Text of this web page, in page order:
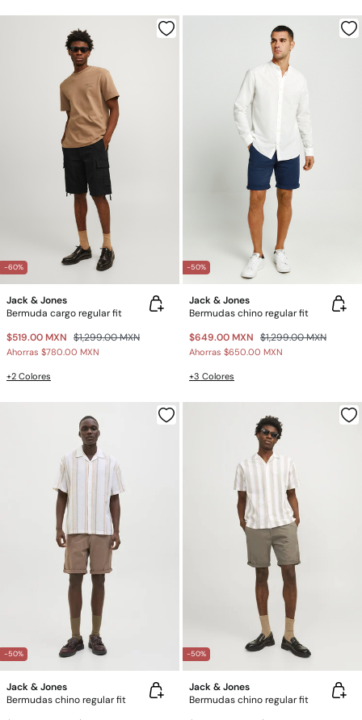
-60%
Jack & Jones
Bermuda cargo regular fit
$519.00 MXN $1,299.00 MXN
Ahorras $780.00 MXN
+2 Colores
-50%
Jack & Jones
Bermudas chino regular fit
$649.00 MXN $1,299.00 MXN
Ahorras $650.00 MXN
+3 Colores
-50%
Jack & Jones
Bermudas chino regular fit
-50%
Jack & Jones
Bermudas chino regular fit